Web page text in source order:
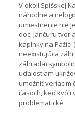
V okolí Spišskej
náhodne a
umiestnenie nie
doc. Jančuru
kaplnky na Pažici
neexistujúca
záhrada)
udalostiam
umožniť veriacim
časoch, keď kvôli
problematické.